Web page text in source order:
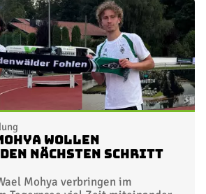
wollen
den nächsten Schritt
Mohya verbringen im